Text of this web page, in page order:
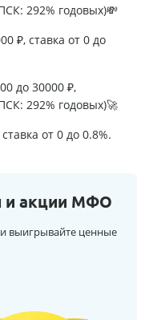
292% годовых)💸
₽, ставка от 0 до
до 30000 ₽,
292% годовых)🚀
от 0 до 0.8%.
и акции МФО
выигрывайте ценные